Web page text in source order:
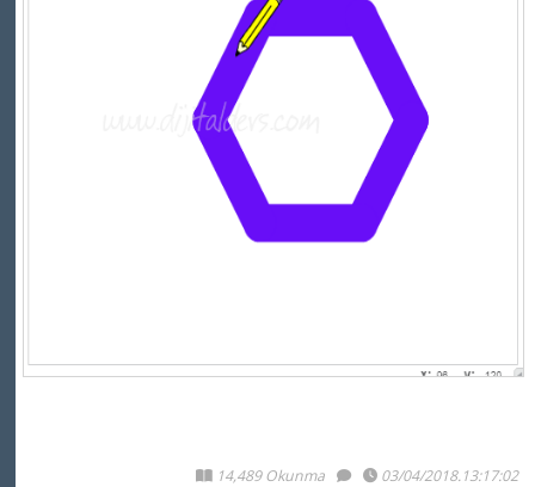
14,489 Okunma 03/04/2018.13:17:02